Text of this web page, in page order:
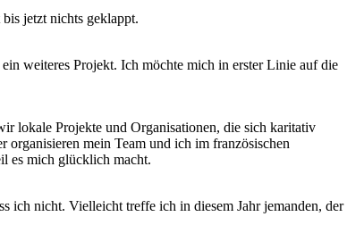
jetzt nichts geklappt.
weiteres Projekt. Ich möchte mich in erster Linie auf die
lokale Projekte und Organisationen, die sich karitativ
organisieren mein Team und ich im französischen
es mich glücklich macht.
ich nicht. Vielleicht treffe ich in diesem Jahr jemanden, der